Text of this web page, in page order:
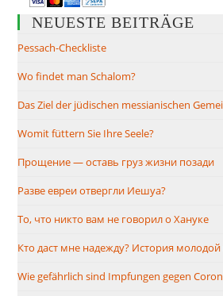
NEUESTE BEITRÄGE
Pessach-Checkliste
Wo findet man Schalom?
Das Ziel der jüdischen messianischen
Womit füttern Sie Ihre Seele?
Прощение — оставь груз жизни позади
Разве евреи отвергли Иешуа?
То, что никто вам не говорил о Хануке
Кто даст мне надежду? История
Wie gefährlich sind Impfungen gegen